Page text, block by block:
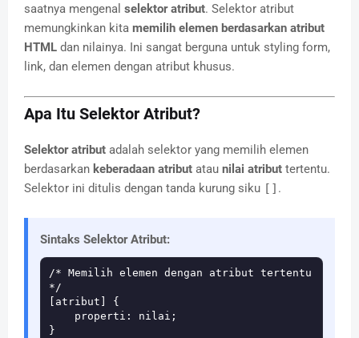
saatnya mengenal selektor atribut. Selektor atribut
memungkinkan kita memilih elemen berdasarkan atribut
HTML dan nilainya. Ini sangat berguna untuk styling form,
link, dan elemen dengan atribut khusus.
Apa Itu Selektor Atribut?
Selektor atribut adalah selektor yang memilih elemen
berdasarkan keberadaan atribut atau nilai atribut tertentu.
Selektor ini ditulis dengan tanda kurung siku [] .
Sintaks Selektor Atribut:
/* Memilih elemen dengan atribut tertentu
*/
[atribut] {
}